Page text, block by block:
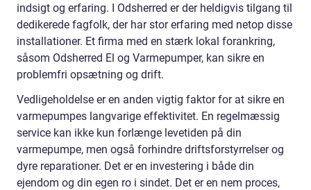
indsigt og erfaring. I Odsherred er der heldigvis tilgang til
dedikerede fagfolk, der har stor erfaring med netop disse
installationer. Et firma med en stærk lokal forankring,
såsom Odsherred El og Varmepumper, kan sikre en
problemfri opsætning og drift.
Vedligeholdelse er en anden vigtig faktor for at sikre en
varmepumpes langvarige effektivitet. En regelmæssig
service kan ikke kun forlænge levetiden på din
varmepumpe, men også forhindre driftsforstyrrelser og
dyre reparationer. Det er en investering i både din
ejendom og din egen ro i sindet. Det er en nem proces,